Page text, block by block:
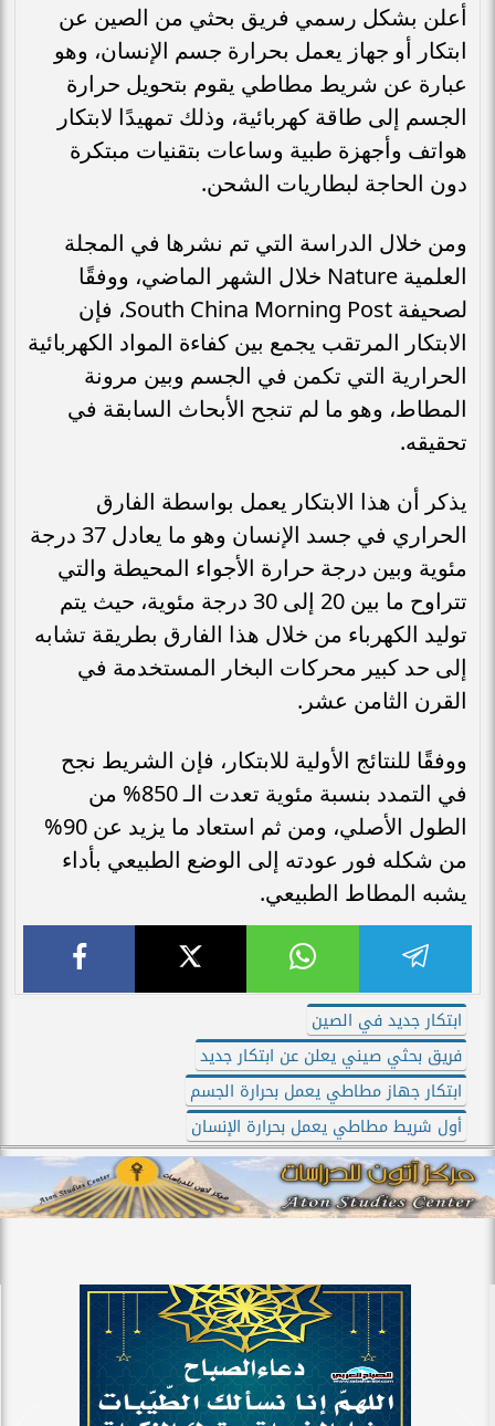
أعلن بشكل رسمي فريق بحثي من الصين عن
ابتكار أو جهاز يعمل بحرارة جسم الإنسان، وهو
عبارة عن شريط مطاطي يقوم بتحويل حرارة
الجسم إلى طاقة كهربائية، وذلك تمهيدًا لابتكار
هواتف وأجهزة طبية وساعات بتقنيات مبتكرة
دون الحاجة لبطاريات الشحن.
ومن خلال الدراسة التي تم نشرها في المجلة
العلمية Nature خلال الشهر الماضي، ووفقًا
لصحيفة South China Morning Post، فإن
الابتكار المرتقب يجمع بين كفاءة المواد الكهربائية
الحرارية التي تكمن في الجسم وبين مرونة
المطاط، وهو ما لم تنجح الأبحاث السابقة في
تحقيقه.
يذكر أن هذا الابتكار يعمل بواسطة الفارق
الحراري في جسد الإنسان وهو ما يعادل 37 درجة
مئوية وبين درجة حرارة الأجواء المحيطة والتي
تتراوح ما بين 20 إلى 30 درجة مئوية، حيث يتم
توليد الكهرباء من خلال هذا الفارق بطريقة تشابه
إلى حد كبير محركات البخار المستخدمة في
القرن الثامن عشر.
ووفقًا للنتائج الأولية للابتكار، فإن الشريط نجح
في التمدد بنسبة مئوية تعدت الـ 850% من
الطول الأصلي، ومن ثم استعاد ما يزيد عن 90%
من شكله فور عودته إلى الوضع الطبيعي بأداء
يشبه المطاط الطبيعي.
ابتكار جديد في الصين
فريق بحثي صيني يعلن عن ابتكار جديد
ابتكار جهاز مطاطي يعمل بحرارة الجسم
أول شريط مطاطي يعمل بحرارة الإنسان